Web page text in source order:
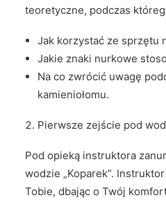
teoretyczne, podczas
Jak korzystać ze sprzętu
Jakie znaki nurkowe
Na co zwrócić uwagę
kamieniołomu.
Pierwsze zejście pod
Pod opieką instruktora
wodzie „Koparek”.
Tobie, dbając o Twój